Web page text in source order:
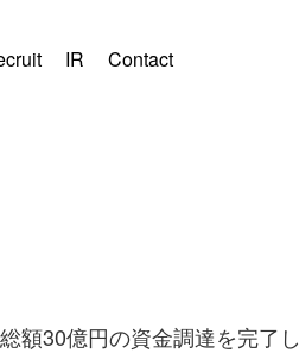
IR Contact
額30億円の資金調達を完了し